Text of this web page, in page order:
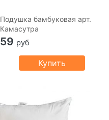
Подушка бамбуковая арт.
Камасутра
59 руб
Купить